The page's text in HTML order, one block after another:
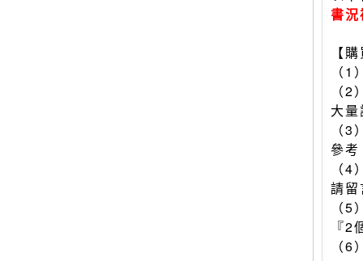
書
【
（
（
大
（
參
（
請
（
『
（